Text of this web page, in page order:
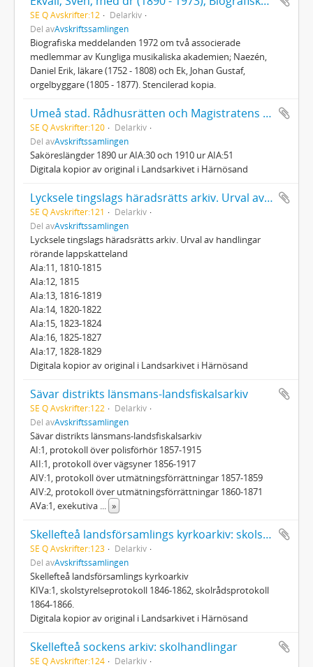
SE Q Avskrifter:12
Delarkiv
Del avAvskriftssamlingen
Biografiska meddelanden 1972 om två associerade
medlemmar av Kungliga musikaliska akademien; Naezén,
Daniel Erik, läkare (1752 - 1808) och Ek, Johan Gustaf,
orgelbyggare (1805 - 1877). Stencilerad kopia.
Umeå stad. Rådhusrätten och Magistratens arkiv; Saköreslängder
SE Q Avskrifter:120
Delarkiv
Del avAvskriftssamlingen
Saköreslängder 1890 ur AIA:30 och 1910 ur AIA:51
Digitala kopior av original i Landsarkivet i Härnösand
Lycksele tingslags häradsrätts arkiv. Urval av handlingar rörande lappskatteland
SE Q Avskrifter:121
Delarkiv
Del avAvskriftssamlingen
Lycksele tingslags häradsrätts arkiv. Urval av handlingar
rörande lappskatteland
AIa:11, 1810-1815
AIa:12, 1815
AIa:13, 1816-1819
AIa:14, 1820-1822
AIa:15, 1823-1824
AIa:16, 1825-1827
AIa:17, 1828-1829
Digitala kopior av original i Landsarkivet i Härnösand
Sävar distrikts länsmans-landsfiskalsarkiv
SE Q Avskrifter:122
Delarkiv
Del avAvskriftssamlingen
Sävar distrikts länsmans-landsfiskalsarkiv
AI:1, protokoll över polisförhör 1857-1915
AII:1, protokoll över vägsyner 1856-1917
AIV:1, protokoll över utmätningsförrättningar 1857-1859
AIV:2, protokoll över utmätningsförrättningar 1860-1871
AVa:1, exekutiva
»
Skellefteå landsförsamlings kyrkoarkiv: skolstyrelse- och skolrådsprotokoll
SE Q Avskrifter:123
Delarkiv
Del avAvskriftssamlingen
Skellefteå landsförsamlings kyrkoarkiv
KIVa:1, skolstyrelseprotokoll 1846-1862, skolrådsprotokoll
1864-1866.
Digitala kopior av original i Landsarkivet i Härnösand
Skellefteå sockens arkiv: skolhandlingar
SE Q Avskrifter:124
Delarkiv